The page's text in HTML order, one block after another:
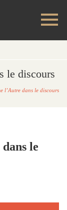
le discours
l’Autre dans le discours
le